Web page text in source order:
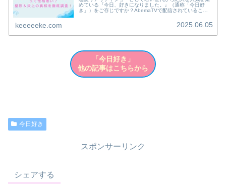
めている『今日、好きになりました。』（通称「今日好
き」）をご存じですか？AbemaTVで配信されているこの
keeeeeke.com 2025.06.05
「今日好き」
他の記事はこちらから
今日好き
スポンサーリンク
シェアする